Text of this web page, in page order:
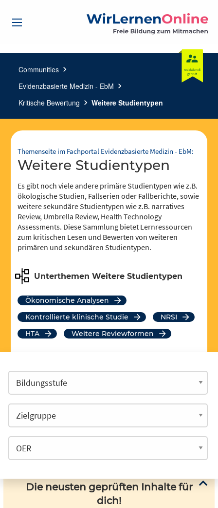
Communities chevron_right
Evidenzbasierte Medizin - EbM chevron_right
Kritische Bewertung chevron_right Weitere Studientypen
Themenseite im Fachportal Evidenzbasierte Medizin - EbM:
Weitere Studientypen
Es gibt noch viele andere primäre Studientypen wie z.B.
ökologische Studien, Fallserien oder Fallberichte, sowie
weitere sekundäre Studientypen wie z.B. narratives
Review, Umbrella Review, Health Technology
Assessments. Diese Sammlung bietet Lernressourcen
zum kritischen Lesen und Bewerten von weiteren
primären und sekundären Studientypen.
Unterthemen Weitere Studientypen
Ökonomische Analysen
Kontrollierte klinische Studie
NRSI
HTA
Weitere Reviewformen
Die neusten geprüften Inhalte für
dich!